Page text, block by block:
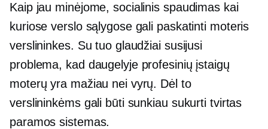
Kaip jau minėjome, socialinis spaudimas kai
kuriose verslo sąlygose gali paskatinti moteris
verslininkes. Su tuo glaudžiai susijusi
problema, kad daugelyje profesinių įstaigų
moterų yra mažiau nei vyrų. Dėl to
verslininkėms gali būti sunkiau sukurti tvirtas
paramos sistemas.